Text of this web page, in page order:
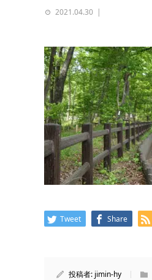
2021.04.30
Tweet Share
投稿者: jimin-hy